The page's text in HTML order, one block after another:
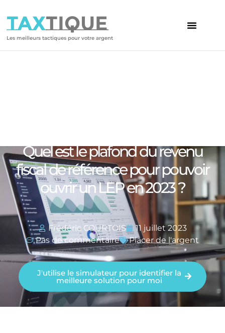
TAXTIQUE
Les meilleurs tactiques pour votre argent
Quel est le plafond du revenu
fiscal de référence pour pouvoir
ouvrir un LEP en 2023 ?
Frédéric COURTOIS
11 juillet 2023
Pas de commentaire
Placer de l'argent
J'utilise le simulateur pour identifier la
meilleure solution pour moi